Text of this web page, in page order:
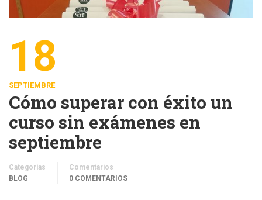
18
SEPTIEMBRE
Cómo superar con éxito un
curso sin exámenes en
septiembre
Categorías
BLOG
Comentarios
0 COMENTARIOS